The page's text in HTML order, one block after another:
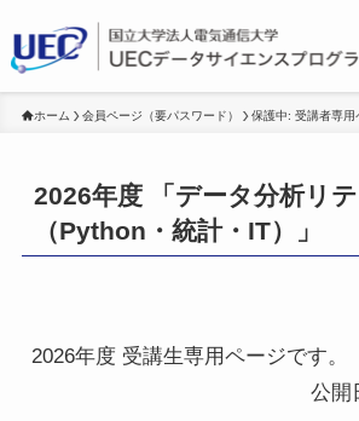
ホーム 会員ページ（要パスワード） 保護中: 受講者専用
2026年度 「データ分析リ
（Python・統計・IT）」
2026年度 受講生専用ページです。
公開